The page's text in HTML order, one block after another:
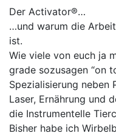
Der Activator®…
…und warum die
ist.
Wie viele von euch ja
grade sozusagen “on
Spezialisierung neben
Laser, Ernährung und
die Instrumentelle
Bisher habe ich